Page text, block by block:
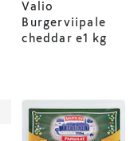
Valio
Burgerviipale
cheddar e1 kg